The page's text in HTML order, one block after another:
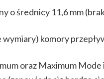
o średnicy 11,6 mm
wymiary) komory
oraz Maximum